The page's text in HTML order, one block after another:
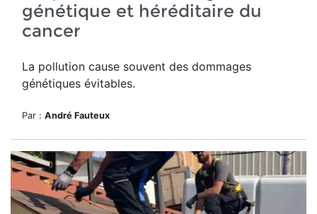
génétique et héréditaire du
cancer
La pollution cause souvent des dommages
génétiques évitables.
Par : André Fauteux